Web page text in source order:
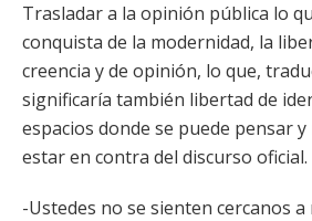
Trasladar a la opinión pública lo
conquista de la modernidad, la
creencia y de opinión, lo que,
significaría también libertad de
espacios donde se puede pensar
estar en contra del discurso oficial.
-Ustedes no se sienten cercanos